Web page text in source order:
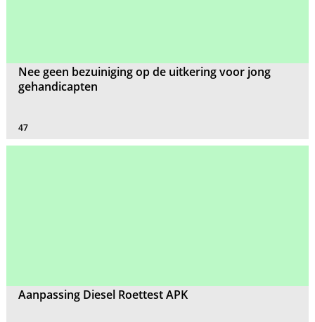
Nee geen bezuiniging op de uitkering voor jong
gehandicapten
47
Aanpassing Diesel Roettest APK